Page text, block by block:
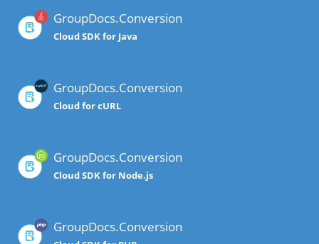
GroupDocs.Conversion
Cloud SDK for Java
GroupDocs.Conversion
Cloud for cURL
GroupDocs.Conversion
Cloud SDK for Node.js
GroupDocs.Conversion